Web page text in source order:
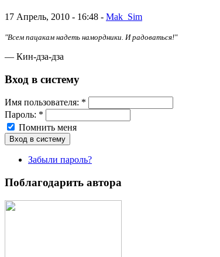
17 Апрель, 2010 - 16:48 - Mak_Sim
"Всем пацакам надеть намордники. И радоваться!"
— Кин-дза-дза
Вход в систему
Имя пoльзовaтeля: *
Пароль: *
Помнить меня
Забыли пароль?
Поблагодарить автора